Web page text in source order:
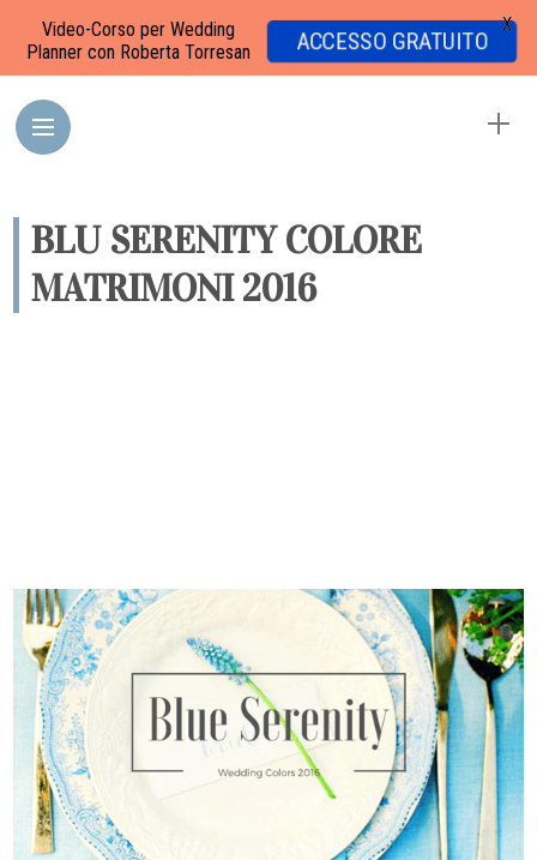
BLU SERENITY COLORE
MATRIMONI 2016
Video-Corso per Wedding
Planner con Roberta Torresan
ACCESSO GRATUITO
X